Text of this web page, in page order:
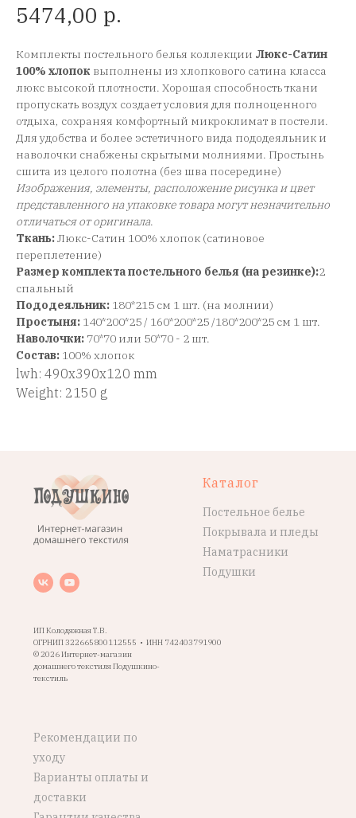
5474,00 р.
Комплекты постельного белья коллекции Люкс-Сатин
100% хлопок выполнены из хлопкового сатина класса
люкс высокой плотности. Хорошая способность ткани
пропускать воздух создает условия для полноценного
отдыха, сохраняя комфортный микроклимат в постели.
Для удобства и более эстетичного вида пододеяльник и
наволочки снабжены скрытыми молниями. Простынь
сшита из целого полотна (без шва посередине)
Изображения, элементы, расположение рисунка и цвет
представленного на упаковке товара могут незначительно
отличаться от оригинала.
Ткань:Люкс-Сатин 100% хлопок (сатиновое
переплетение)
Размер комплекта постельного белья (на резинке):2
спальный
Пододеяльник: 180*215 см 1 шт. (на молнии)
Простыня: 140*200*25 / 160*200*25 /180*200*25 см 1 шт.
Наволочки: 70*70 или 50*70 - 2 шт.
Состав: 100% хлопок
lwh: 490x390x120 mm
Weight: 2150 g
ИП Колодяжная Т.В.
ОГРНИП 322665800112555 • ИНН 742403791900
© 2026 Интернет-магазин
домашнего текстиля Подушкино-
текстиль
Каталог
Постельное белье
Покрывала и пледы
Наматрасники
Подушки
Рекомендации по
уходу
Варианты оплаты и
доставки